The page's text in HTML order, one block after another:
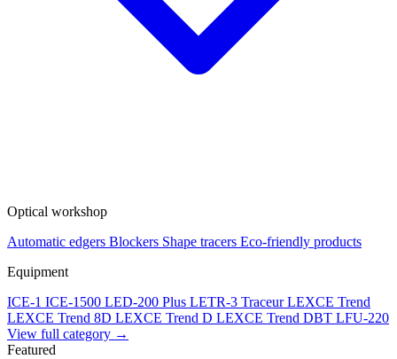
Optical workshop
Automatic edgers Blockers Shape tracers Eco-friendly products
Equipment
ICE-1 ICE-1500 LED-200 Plus LETR-3 Traceur LEXCE Trend
LEXCE Trend 8D LEXCE Trend D LEXCE Trend DBT LFU-220
View full category →
Featured